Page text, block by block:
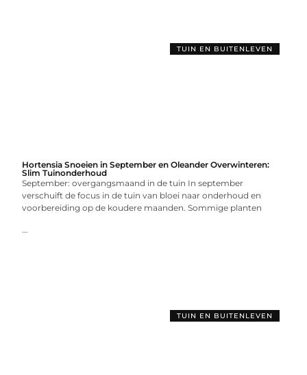
TUIN EN BUITENLEVEN
Hortensia Snoeien in September en Oleander Overwinteren:
Slim Tuinonderhoud
September: overgangsmaand in de tuin In september
verschuift de focus in de tuin van bloei naar onderhoud en
voorbereiding op de koudere maanden. Sommige planten
...
TUIN EN BUITENLEVEN